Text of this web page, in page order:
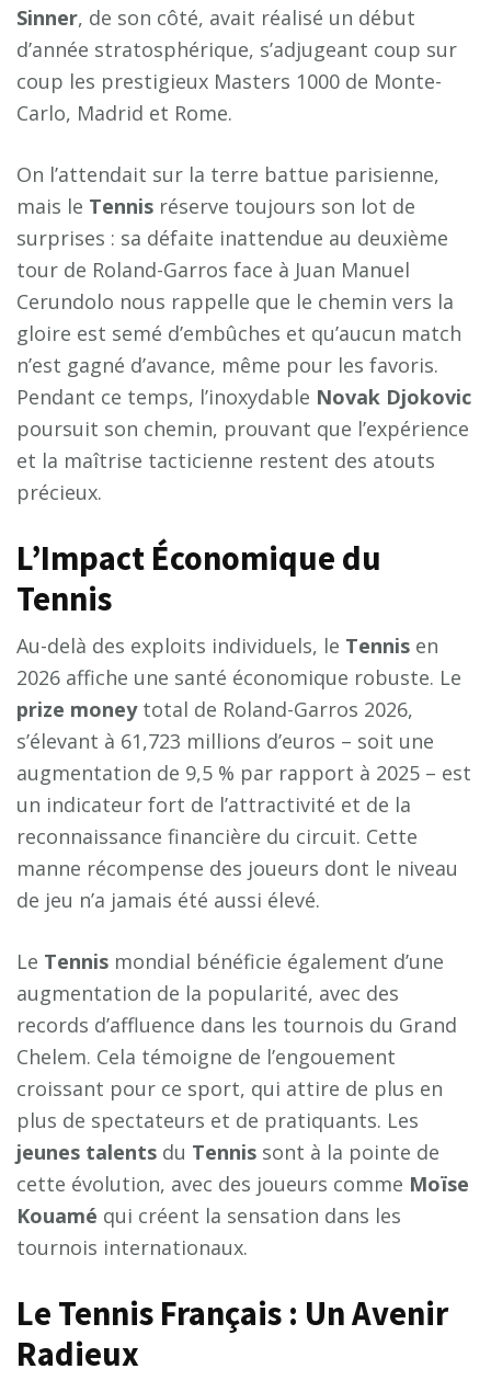
Sinner, de son côté, avait réalisé un début
d’année stratosphérique, s’adjugeant coup sur
coup les prestigieux Masters 1000 de Monte-
Carlo, Madrid et Rome.
On l’attendait sur la terre battue parisienne,
mais le Tennis réserve toujours son lot de
surprises : sa défaite inattendue au deuxième
tour de Roland-Garros face à Juan Manuel
Cerundolo nous rappelle que le chemin vers la
gloire est semé d’embûches et qu’aucun match
n’est gagné d’avance, même pour les favoris.
Pendant ce temps, l’inoxydable Novak Djokovic
poursuit son chemin, prouvant que l’expérience
et la maîtrise tacticienne restent des atouts
précieux.
L’Impact Économique du
Tennis
Au-delà des exploits individuels, le Tennis en
2026 affiche une santé économique robuste. Le
prize moneytotal de Roland-Garros 2026,
s’élevant à 61,723 millions d’euros – soit une
augmentation de 9,5 % par rapport à 2025 – est
un indicateur fort de l’attractivité et de la
reconnaissance financière du circuit. Cette
manne récompense des joueurs dont le niveau
de jeu n’a jamais été aussi élevé.
Le Tennis mondial bénéficie également d’une
augmentation de la popularité, avec des
records d’affluence dans les tournois du Grand
Chelem. Cela témoigne de l’engouement
croissant pour ce sport, qui attire de plus en
plus de spectateurs et de pratiquants. Les
jeunes talents du Tennis sont à la pointe de
cette évolution, avec des joueurs comme Moïse
Kouamé qui créent la sensation dans les
tournois internationaux.
Le Tennis Français : Un Avenir
Radieux